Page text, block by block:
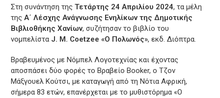
Στη συνάντηση τηςΤετάρτης 24 Απριλίου 2024, τα μέλη
τηςΑ΄ Λέσχης Ανάγνωσης Ενηλίκων της Δημοτικής
Βιβλιοθήκης Χανίων, συζήτησαν το βιβλίο του
νομπελίστα J. M. Coetzee «Ο Πολωνός», εκδ. Διόπτρα.
Βραβευμένος με Νόμπελ Λογοτεχνίας και έχοντας
αποσπάσει δύο φορές το Βραβείο Booker, ο Τζον
Μάξγουελ Κούτσι, με καταγωγή από τη Νότια Αφρική,
σήμερα 83 ετών, επανέρχεται με το μυθιστόρημα «Ο